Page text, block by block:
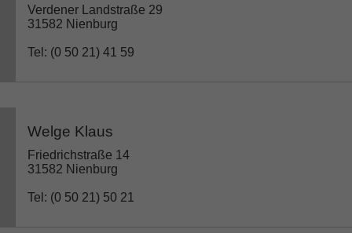
Verdener Landstraße 29
31582 Nienburg
Tel: (0 50 21) 41 59
Welge Klaus
Friedrichstraße 14
31582 Nienburg
Tel: (0 50 21) 50 21